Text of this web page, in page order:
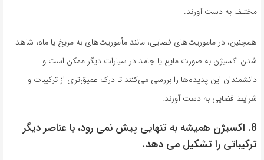
مختلف به دست آورند.
همچنین، در ماموریت‌های فضایی، مانند مأموریت‌های به مریخ یا ماه، شاهد
شدن اکسیژن به صورت مایع یا جامد در سیارات دیگر ممکن است و
دانشمندان این پدیده‌ها را بررسی می‌کنند تا درک عمیق‌تری از ترکیبات و
شرایط فضایی به دست آورند.
8. اکسیژن همیشه به تنهایی پیش نمی رود، با عناصر دیگر
ترکیباتی را تشکیل می دهد.